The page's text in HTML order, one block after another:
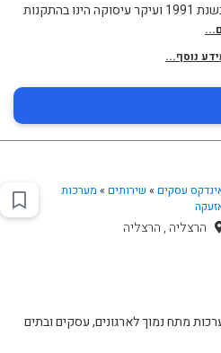
"שנטי" תקשורת מתקדמת נוסדה בשנת 1991 ועיקר עיסוקה הינו בהתקנות
נוסף...
עסקים » שירותים» מערכות
הרצליה , הרצליה
מתח נמוך לארגונים, עסקים ובתים